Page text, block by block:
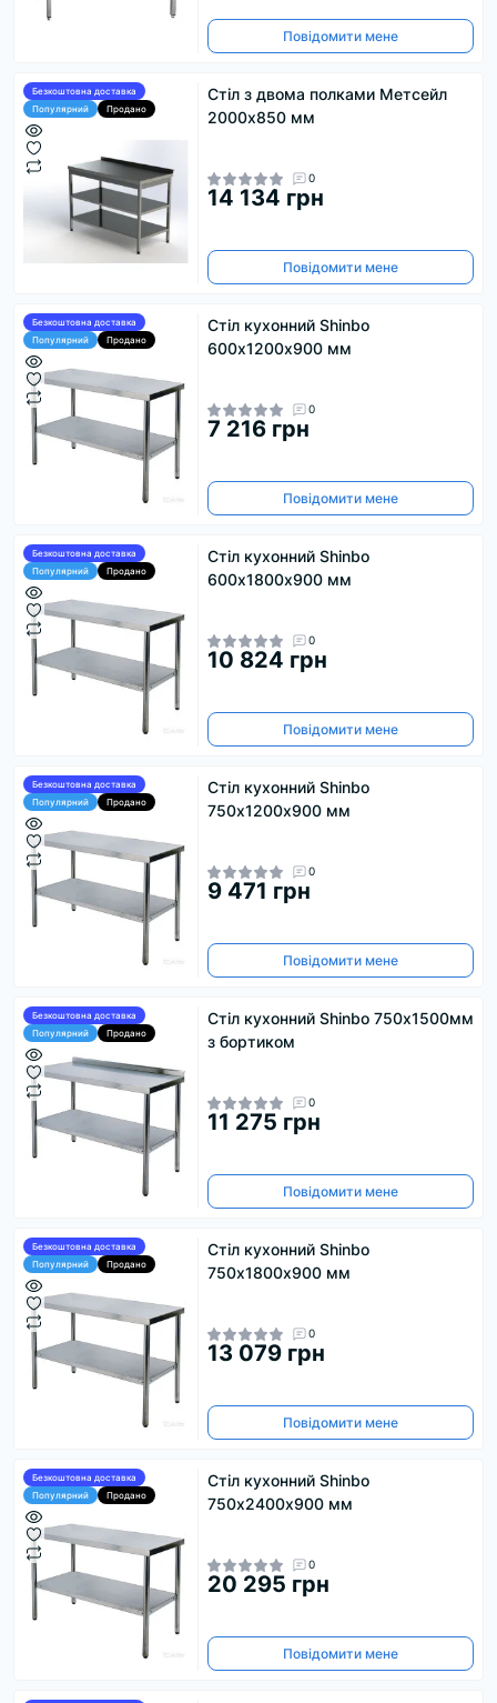
Повідомити мене
Безкоштовна доставка
Популярний
Продано
Стіл з двома полками Метсейл
2000х850 мм
0
14 134 грн
Повідомити мене
Безкоштовна доставка
Популярний
Продано
Стіл кухонний Shinbo
600х1200x900 мм
0
7 216 грн
Повідомити мене
Безкоштовна доставка
Популярний
Продано
Стіл кухонний Shinbo
600х1800х900 мм
0
10 824 грн
Повідомити мене
Безкоштовна доставка
Популярний
Продано
Стіл кухонний Shinbo
750х1200х900 мм
0
9 471 грн
Повідомити мене
Безкоштовна доставка
Популярний
Продано
Стіл кухонний Shinbo 750х1500мм
з бортиком
0
11 275 грн
Повідомити мене
Безкоштовна доставка
Популярний
Продано
Стіл кухонний Shinbo
750х1800х900 мм
0
13 079 грн
Повідомити мене
Безкоштовна доставка
Популярний
Продано
Стіл кухонний Shinbo
750х2400х900 мм
0
20 295 грн
Повідомити мене